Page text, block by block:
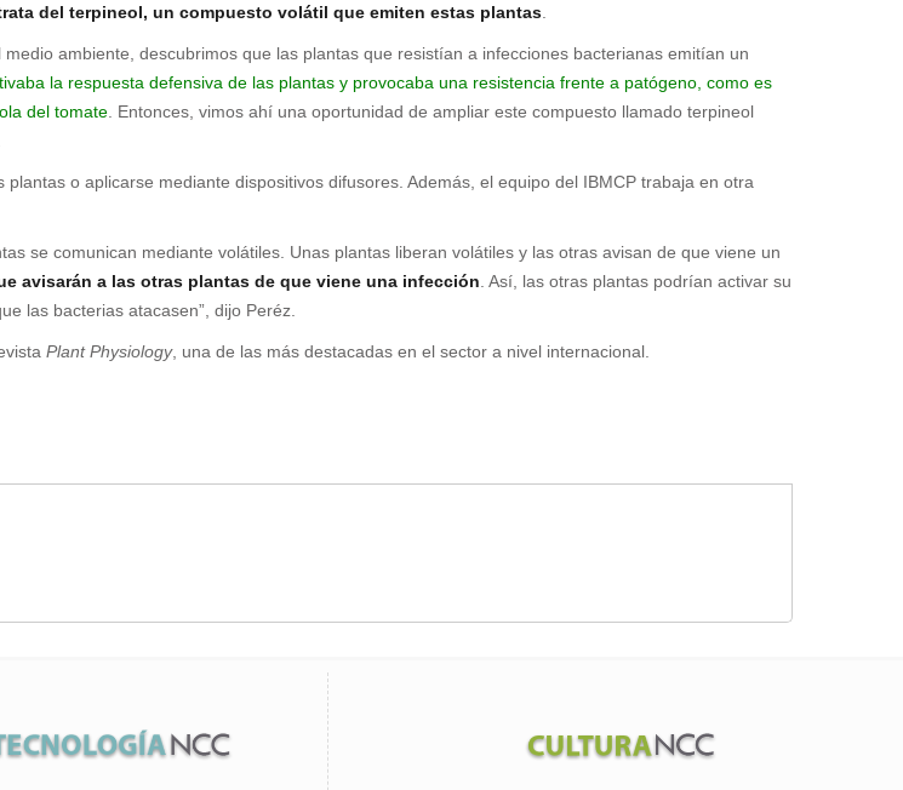
del terpineol, un compuesto volátil que emiten estas plantas
ambiente, descubrimos que las plantas que resistían a infecciones bacterianas emitían un
la respuesta defensiva de las plantas y provocaba una resistencia frente a patógeno, como es
del tomate . Entonces, vimos ahí una oportunidad de ampliar este compuesto llamado terpineol
o aplicarse mediante dispositivos difusores. Además, el equipo del IBMCP trabaja en otra
se comunican mediante volátiles. Unas plantas liberan volátiles y las otras avisan de que viene un
avisarán a las otras plantas de que viene una infección . Así, las otras plantas podrían activar su
las bacterias atacasen”, dijo Peréz.
Plant Physiology, una de las más destacadas en el sector a nivel internacional.